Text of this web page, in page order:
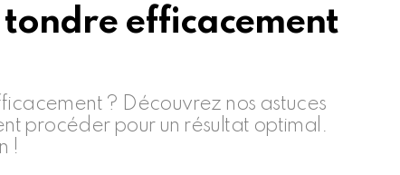
efficacement
? Découvrez nos astuces
procéder pour un résultat optimal.
!